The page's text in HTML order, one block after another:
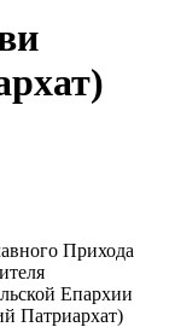
Прихода
Епархии
Патриархат)